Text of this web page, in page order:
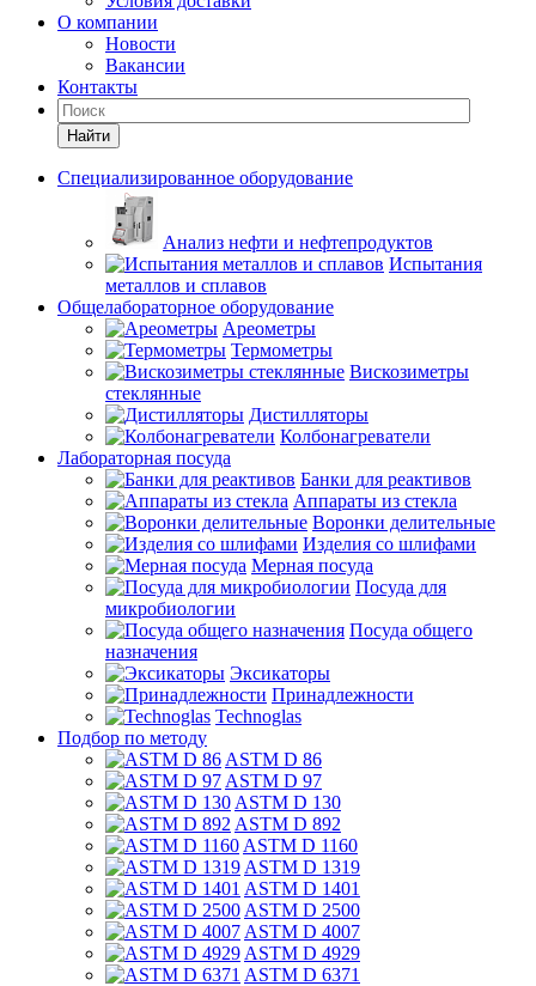
О компании
Новости
Вакансии
Контакты
Найти
Специализированное оборудование
Анализ нефти и нефтепродуктов
Испытания
металлов и сплавов
Общелабораторное оборудование
Ареометры
Термометры
Вискозиметры
стеклянные
Дистилляторы
Колбонагреватели
Лабораторная посуда
Банки для реактивов
Аппараты из стекла
Воронки делительные
Изделия со шлифами
Мерная посуда
Посуда для
микробиологии
Посуда общего
назначения
Эксикаторы
Принадлежности
Technoglas
Подбор по методу
ASTM D 86
ASTM D 97
ASTM D 130
ASTM D 892
ASTM D 1160
ASTM D 1319
ASTM D 1401
ASTM D 2500
ASTM D 4007
ASTM D 4929
ASTM D 6371